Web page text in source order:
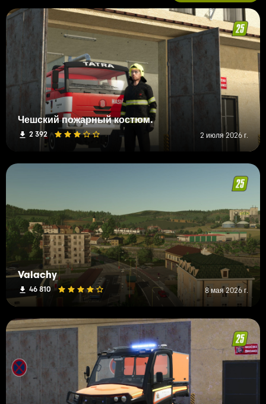
Чешский пожарный костюм.
2 392 2 июля 2026 г.
Valachy
46 810 8 мая 2026 г.